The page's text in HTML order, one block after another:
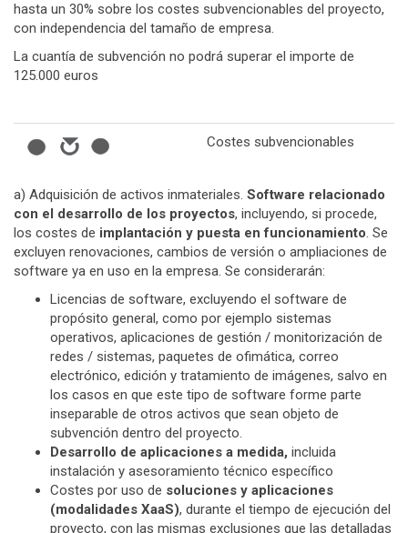
hasta un 30% sobre los costes subvencionables del proyecto,
con independencia del tamaño de empresa.
La cuantía de subvención no podrá superar el importe de
125.000 euros
Costes subvencionables
a) Adquisición de activos inmateriales. Software relacionado
con el desarrollo de los proyectos, incluyendo, si procede,
los costes de implantación y puesta en funcionamiento. Se
excluyen renovaciones, cambios de versión o ampliaciones de
software ya en uso en la empresa. Se considerarán:
Licencias de software, excluyendo el software de
propósito general, como por ejemplo sistemas
operativos, aplicaciones de gestión / monitorización de
redes / sistemas, paquetes de ofimática, correo
electrónico, edición y tratamiento de imágenes, salvo en
los casos en que este tipo de software forme parte
inseparable de otros activos que sean objeto de
subvención dentro del proyecto.
Desarrollo de aplicaciones a medida, incluida
instalación y asesoramiento técnico específico
Costes por uso de soluciones y aplicaciones
(modalidades XaaS), durante el tiempo de ejecución del
proyecto, con las mismas exclusiones que las detalladas